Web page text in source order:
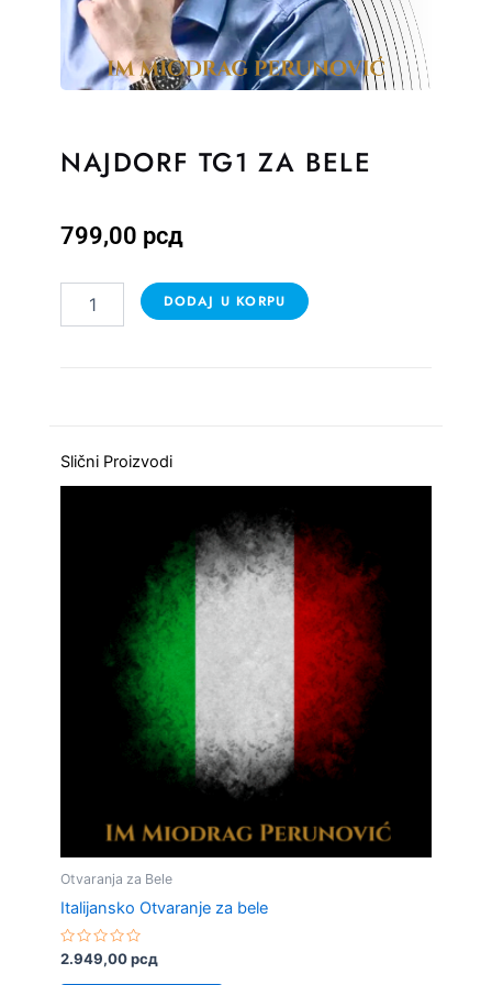
NAJDORF TG1 ZA BELE
799,00 рсд
DODAJ U KORPU
Slični Proizvodi
Otvaranja za Bele
Italijansko Otvaranje za bele
Rated
0
out
2.949,00рсд